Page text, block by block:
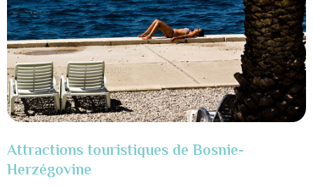
Attractions touristiques de Bosnie-
Herzégovine